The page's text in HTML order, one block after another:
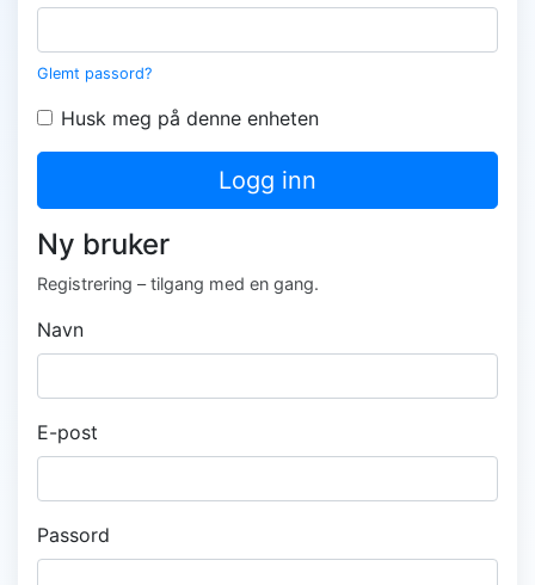
Glemt passord?
Husk meg på denne enheten
Logg inn
Ny bruker
Registrering – tilgang med en gang.
Navn
E-post
Passord